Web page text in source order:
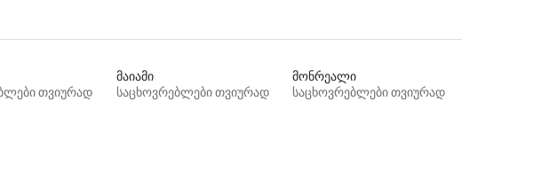
თვიურად
მაიამი
საცხოვრებლები თვიურად
მონრეალი
საცხოვრებლები თვიურად